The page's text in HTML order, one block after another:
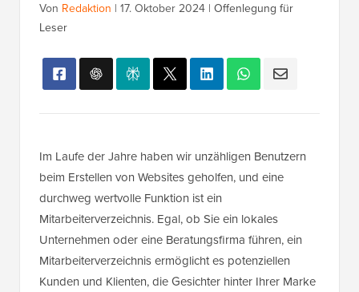
Von Redaktion | 17. Oktober 2024 | Offenlegung für
Leser
Im Laufe der Jahre haben wir unzähligen Benutzern
beim Erstellen von Websites geholfen, und eine
durchweg wertvolle Funktion ist ein
Mitarbeiterverzeichnis. Egal, ob Sie ein lokales
Unternehmen oder eine Beratungsfirma führen, ein
Mitarbeiterverzeichnis ermöglicht es potenziellen
Kunden und Klienten, die Gesichter hinter Ihrer Marke